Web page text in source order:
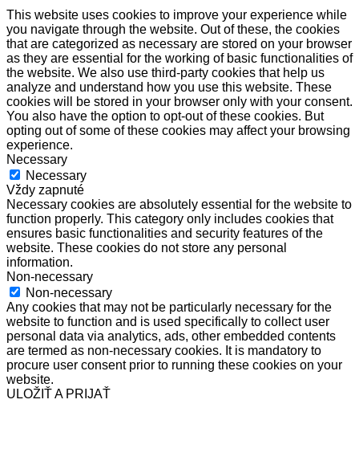
This website uses cookies to improve your experience while
you navigate through the website. Out of these, the cookies
that are categorized as necessary are stored on your browser
as they are essential for the working of basic functionalities of
the website. We also use third-party cookies that help us
analyze and understand how you use this website. These
cookies will be stored in your browser only with your consent.
You also have the option to opt-out of these cookies. But
opting out of some of these cookies may affect your browsing
experience.
Necessary
Necessary
Vždy zapnuté
Necessary cookies are absolutely essential for the website to
function properly. This category only includes cookies that
ensures basic functionalities and security features of the
website. These cookies do not store any personal
information.
Non-necessary
Non-necessary
Any cookies that may not be particularly necessary for the
website to function and is used specifically to collect user
personal data via analytics, ads, other embedded contents
are termed as non-necessary cookies. It is mandatory to
procure user consent prior to running these cookies on your
website.
ULOŽIŤ A PRIJAŤ